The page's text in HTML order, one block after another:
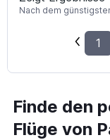
Nach dem
1
Finde den
Flüge von